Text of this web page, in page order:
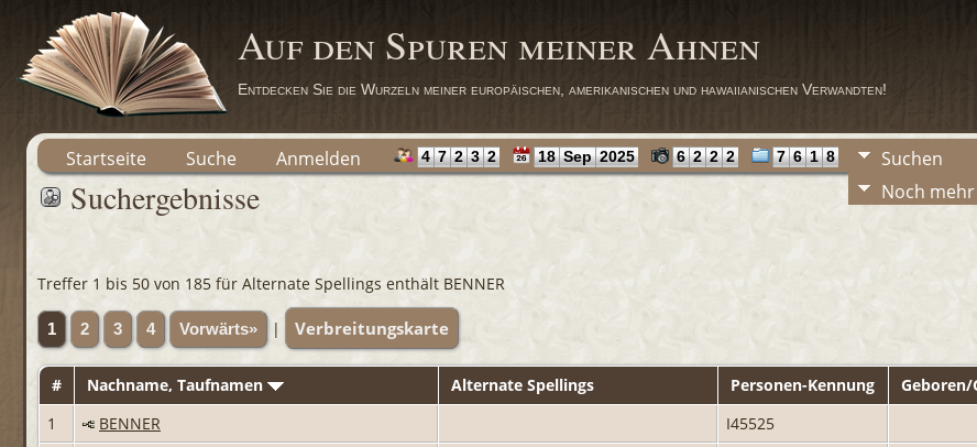
Auf den Spuren meiner Ahnen
Entdecken Sie die Wurzeln meiner europäischen, amerikanischen und hawaiianischen Verwandten!
Startseite Suche Anmelden 4 7 2 3 2 18 Sep 2025 6 2 2 2 7 6 1 8 Suchen
Noch mehr
Suchergebnisse
Treffer 1 bis 50 von 185 für Alternate Spellings enthält BENNER
1 2 3 4 Vorwärts» | Verbreitungskarte
# Nachname, Taufnamen Alternate Spellings Personen-Kennung
1
BENNER I45525